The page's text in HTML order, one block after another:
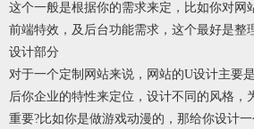
这个一般是根据你的需求来定，比如你对网
前端特效，及后台功能需求，这个最好是整
设计部分
对于一个定制网站来说，网站的U设计主要
后你企业的特性来定位，设计不同的风格，
重要?比如你是做游戏动漫的，那给你设计